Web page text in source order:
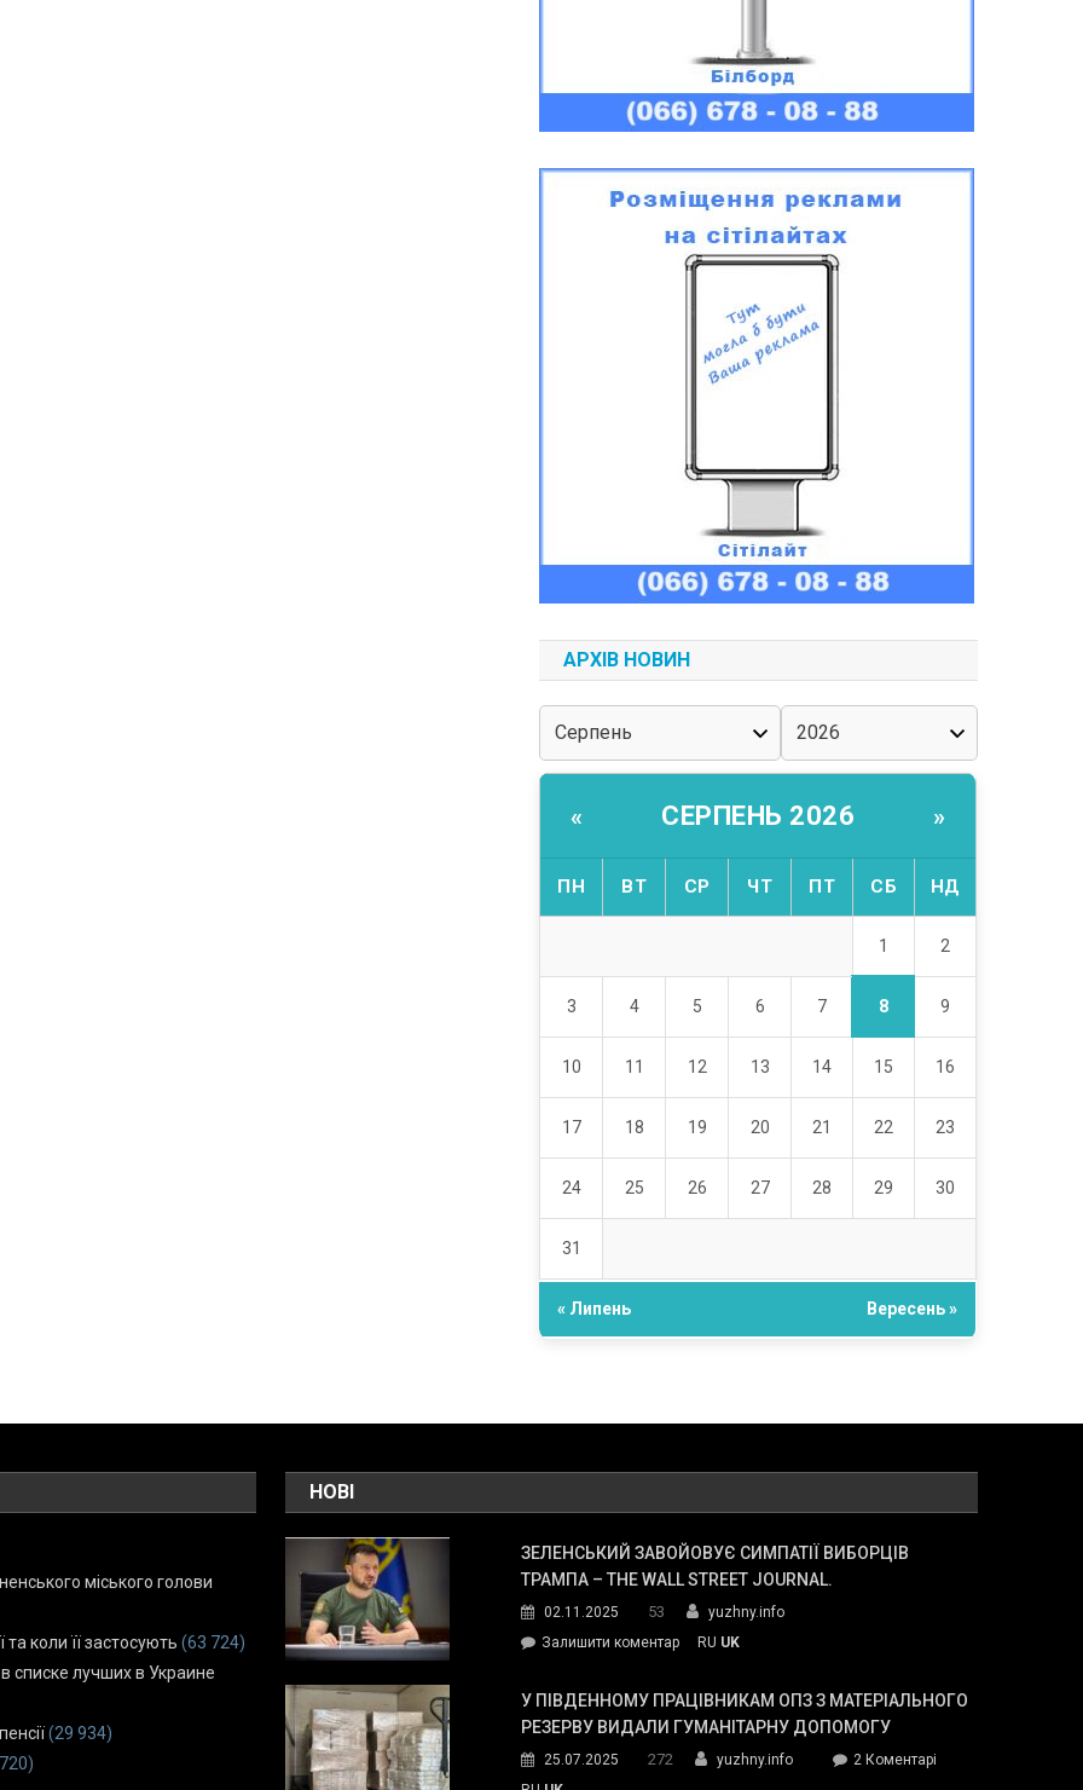
АРХІВ НОВИН
« СЕРПЕНЬ 2026 »
ПН ВТ СР ЧТ ПТ СБ НД
1 2
3 4 5 6 7 8 9
10 11 12 13 14 15 16
17 18 19 20 21 22 23
24 25 26 27 28 29 30
31
« Липень Вересень »
міського голови
коли її застосують (63 724)
списке лучших в Украине
(29 934)
НОВІ
ЗЕЛЕНСЬКИЙ ЗАВОЙОВУЄ СИМПАТІЇ ВИБОРЦІВ
ТРАМПА – THE WALL STREET JOURNAL.
02.11.2025 53
yuzhny.info
Залишити коментарon
завойовує
симпатії
Трампа
RU UK
У ПІВДЕННОМУ ПРАЦІВНИКАМ ОПЗ З МАТЕРІАЛЬНОГО
РЕЗЕРВУ ВИДАЛИ ГУМАНІТАРНУ ДОПОМОГУ
25.07.2025 272 yuzhny.info 2 Коментарідо